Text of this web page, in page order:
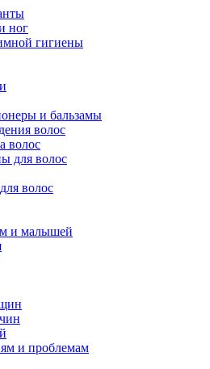
ног
гигиены
и бальзамы
волос
волос
для волос
волос
и малышей
и проблемам